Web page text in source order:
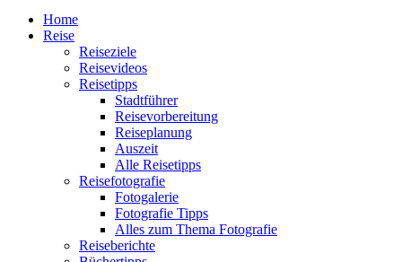
Home
Reise
Reiseziele
Reisevideos
Reisetipps
Stadtführer
Reisevorbereitung
Reiseplanung
Auszeit
Alle Reisetipps
Reisefotografie
Fotogalerie
Fotografie Tipps
Alles zum Thema Fotografie
Reiseberichte